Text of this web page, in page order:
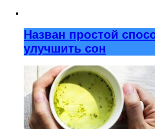
Назван простой
улучшить сон